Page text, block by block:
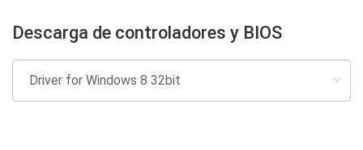
Descarga de controladores y BIOS